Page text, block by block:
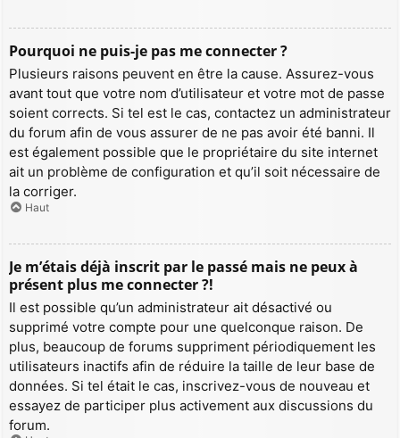
Pourquoi ne puis-je pas me connecter ?
Plusieurs raisons peuvent en être la cause. Assurez-vous
avant tout que votre nom d’utilisateur et votre mot de passe
soient corrects. Si tel est le cas, contactez un administrateur
du forum afin de vous assurer de ne pas avoir été banni. Il
est également possible que le propriétaire du site internet
ait un problème de configuration et qu’il soit nécessaire de
la corriger.
Haut
Je m’étais déjà inscrit par le passé mais ne peux à
présent plus me connecter ?!
Il est possible qu’un administrateur ait désactivé ou
supprimé votre compte pour une quelconque raison. De
plus, beaucoup de forums suppriment périodiquement les
utilisateurs inactifs afin de réduire la taille de leur base de
données. Si tel était le cas, inscrivez-vous de nouveau et
essayez de participer plus activement aux discussions du
forum.